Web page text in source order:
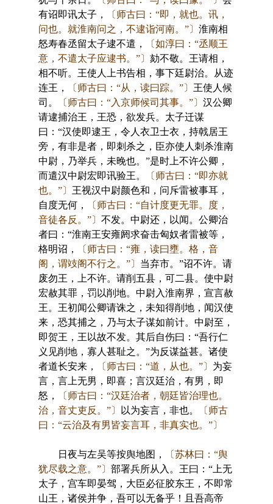
有诏即讯太子，
〔师古曰：“即，就也。讯，
问也。就淮南问之，不逮诣河南。”〕 淮南相
怒寿春丞留太子逮不遣，
〔如淳曰：“丞顺王
意，不遣太子应逮书。”〕 劾不敬。王请相，
相不听。王使人上书告相，事下廷尉治。从迹
连王，
〔师古曰：“从，读曰踪。”〕 王使人候
司。
〔师古曰：“入京师候司其事。”〕 汉公卿
请逮捕治王，王恐，欲发兵。太子迁谋
曰：“汉使即逮王，令人衣卫士衣，持戟居王
旁，有非是者，即刺杀之，臣亦使人刺杀淮南
中尉，乃举兵，未晚也。”是时上不许公卿，
而遣汉中尉宏即讯验王。
〔师古曰：“即亦就
也。”〕 王视汉中尉颜色和，问斥雷被事耳，
自度无何，
〔师古曰：“自计度更无罪。度，
音徒各反。”〕 不发。中尉还，以闻。公卿治
者曰：“淮南王安雍阏求奋击匈奴者雷被等，
格明诏，
〔师古曰：“雍，读曰壅。格，音
阁，谓攱阁不行之。”〕 当弃市。”诏不许。请
废勿王，上不许。请削五县，可二县。使中尉
宏赦其罪，罚以削地。中尉入淮南界，宣言赦
王。王初闻公卿请诛之，未知得削地，闻汉使
来，恐其捕之，乃与太子谋如前计。中尉至，
即贺王，王以故不发。其后自伤曰：“吾行仁
义见削地，寡人甚耻之。”为反谋益甚。诸使
者道长安来，
〔师古曰：“道，从也。”〕 为妄
言，言上无男，即喜；言汉廷治，有男，即
怒，
〔师古曰：“汉廷治者，朝廷皆治理也。
治，音丈吏反。”〕
以为妄言，非也。
〔师古
曰：“云治及有男皆妄言耳，非真实也。”〕
日夜与左吴等按舆地图，
〔苏林曰：“舆
犹尽载之意。”〕 部署兵所从入。王曰：“上无
太子，宫车即晏驾，大臣必征胶东王，不即常
山王，诸侯并争，吾可以无备乎！且吾高帝